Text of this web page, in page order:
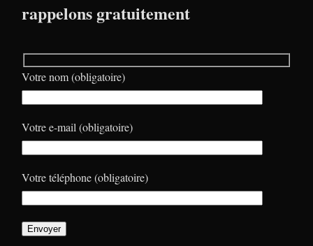
rappelons gratuitement
Votre nom (obligatoire)
Votre e-mail (obligatoire)
Votre téléphone (obligatoire)